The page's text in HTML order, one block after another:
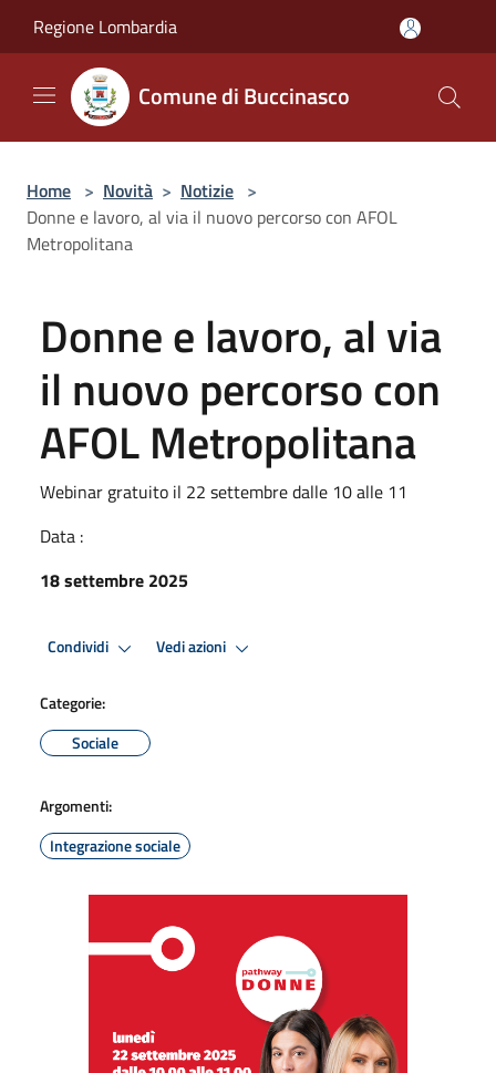
Regione Lombardia
Comune di Buccinasco
Home > Novità > Notizie >
Donne e lavoro, al via il nuovo percorso con AFOL
Metropolitana
Donne e lavoro, al via
il nuovo percorso con
AFOL Metropolitana
Webinar gratuito il 22 settembre dalle 10 alle 11
Data :
18 settembre 2025
Condividi Vedi azioni
Categorie:
Sociale
Argomenti:
Integrazione sociale